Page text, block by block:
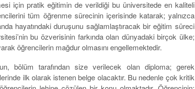
için pratik eğitimin de verildiği bu üniversitede en kaliteli
tüm öğrenme sürecinin içerisinde katarak; yalnızca
hayatındaki duruşunu sağlamlaştıracak bir eğitim süreci
bu özverisinin farkında olan dünyadaki birçok ülke;
öğrencilerin mağdur olmasını engellemektedir.
bölüm tarafından size verilecek olan diploma; gerek
ilk olarak istenen belge olacaktır. Bu nedenle çok kritik